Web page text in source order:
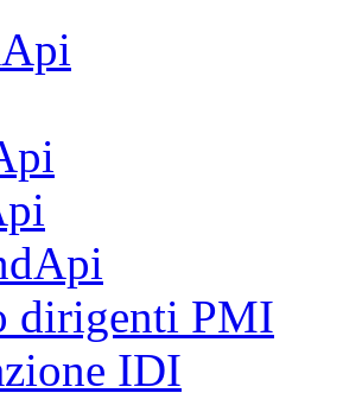
dirigenti PMI
IDI